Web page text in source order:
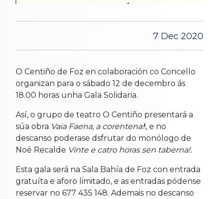
7 Dec 2020
O Centiño de Foz en colaboración co Concello
organizan para o sábado 12 de decembro ás
18.00 horas unha Gala Solidaria.
Así, o grupo de teatro O Centiño presentará a
súa obra Vaia Faena, a corentena!!, e no
descanso poderase dsfrutar do monólogo de
Noé Recalde Vinte e catro horas sen taberna!.
Esta gala será na Sala Bahía de Foz con entrada
gratuíta e aforo limitado, e as entradas pódense
reservar no 677 435 148. Ademais no descanso